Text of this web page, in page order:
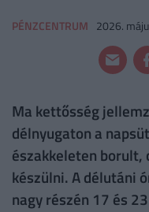
PÉNZCENTRUM 2026.
Ma kettősség
délnyugaton a
északkeleten borult,
készülni. A délutáni
nagy részén 17 és